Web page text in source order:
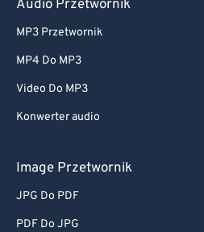
Audio Przetwornik
MP3 Przetwornik
MP4 Do MP3
Video Do MP3
Konwerter audio
Image Przetwornik
JPG Do PDF
PDF Do JPG